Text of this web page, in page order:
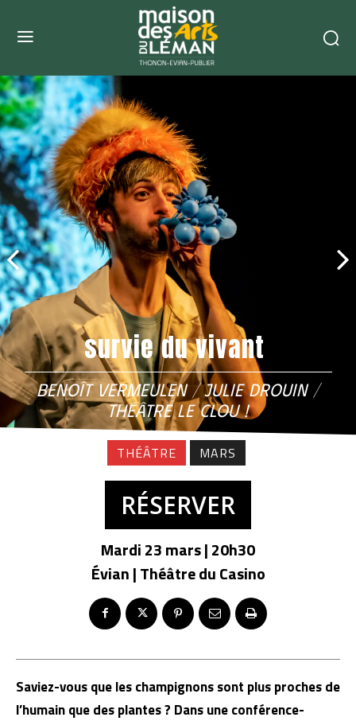
survie du vivant
BENOÎT VERMEULEN / JULIE DROUIN /
THÉÂTRE LE CLOU !
THÉÂTRE MARS
RÉSERVER
Mardi 23 mars | 20h30
Évian | Théâtre du Casino
Saviez-vous que les champignons sont plus proches de
l’humain que des plantes ? Dans une conférence-